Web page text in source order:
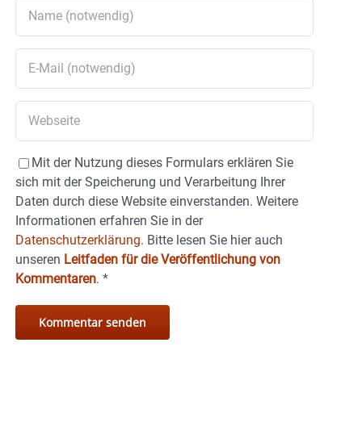
Mit der Nutzung dieses Formulars erklären Sie
sich mit der Speicherung und Verarbeitung Ihrer
Daten durch diese Website einverstanden. Weitere
Informationen erfahren Sie in der
Datenschutzerklärung. Bitte lesen Sie hier auch
unseren Leitfaden für die Veröffentlichung von
Kommentaren. *